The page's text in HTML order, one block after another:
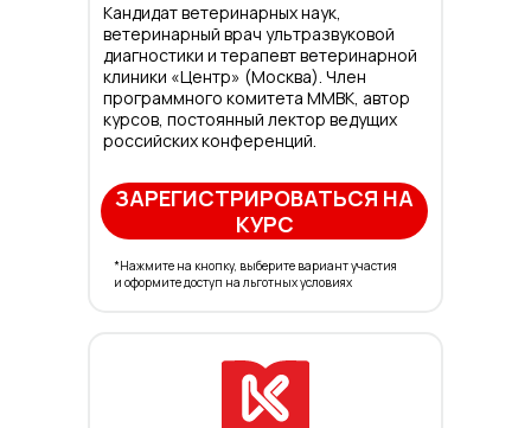
Кандидат ветеринарных наук,
ветеринарный врач ультразвуковой
диагностики и терапевт ветеринарной
клиники «Центр» (Москва). Член
программного комитета ММВК, автор
курсов, постоянный лектор ведущих
российских конференций.
ЗАРЕГИСТРИРОВАТЬСЯ НА
КУРС
*Нажмите на кнопку, выберите вариант участия
и оформите доступ на льготных условиях